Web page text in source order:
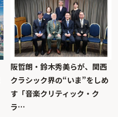
阪哲朗・鈴木秀美らが、関西
クラシック界の“いま”をしめ
す「音楽クリティック・ク
ラ…